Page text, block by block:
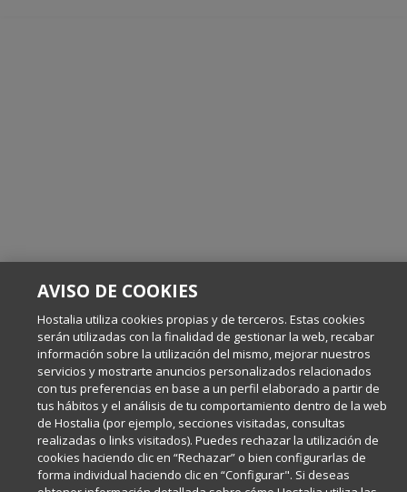
AVISO DE COOKIES
Hostalia utiliza cookies propias y de terceros. Estas cookies
serán utilizadas con la finalidad de gestionar la web, recabar
información sobre la utilización del mismo, mejorar nuestros
servicios y mostrarte anuncios personalizados relacionados
con tus preferencias en base a un perfil elaborado a partir de
tus hábitos y el análisis de tu comportamiento dentro de la web
de Hostalia (por ejemplo, secciones visitadas, consultas
realizadas o links visitados). Puedes rechazar la utilización de
cookies haciendo clic en “Rechazar” o bien configurarlas de
forma individual haciendo clic en “Configurar". Si deseas